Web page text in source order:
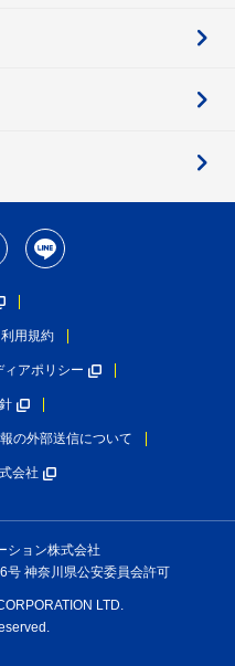
利用規約
ィアポリシー
の外部送信について
会社
ション株式会社
神奈川県公安委員会許可
LTD.